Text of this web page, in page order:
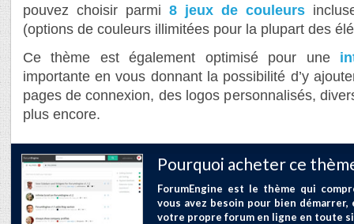
pouvez choisir parmi 8 jeux de couleurs
(options de couleurs illimitées pour la plupart des
Ce thème est également optimisé pour une
importante en vous donnant la possibilité d’y
pages de connexion, des logos personnalisés,
plus encore.
Pourquoi acheter ce
ForumEngine est le thème qui
vous avez besoin pour bien
votre propre forum en ligne en toute